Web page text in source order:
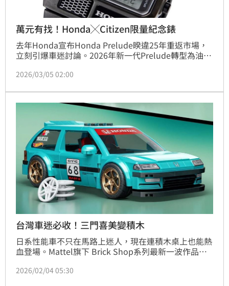
萬元有找！Honda╳Citizen限量紀念錶
去年Honda宣布Honda Prelude睽違25年重返市場，
立刻引爆車迷討論。2026年新一代Prelude轉型為油電
的懸吊與Brembo四活塞煞車，加上S+Shift模擬換檔
2026/03/05 02:00
台灣車迷必收！三門喜美變積木
日系性能車不只在馬路上迷人，現在連積木桌上也能熱
血登場。Mattel旗下 Brick Shop系列最新一波作品，
S2000，把熟悉的輪廓變成可以親手拼出的收藏品。
2026/02/04 05:30